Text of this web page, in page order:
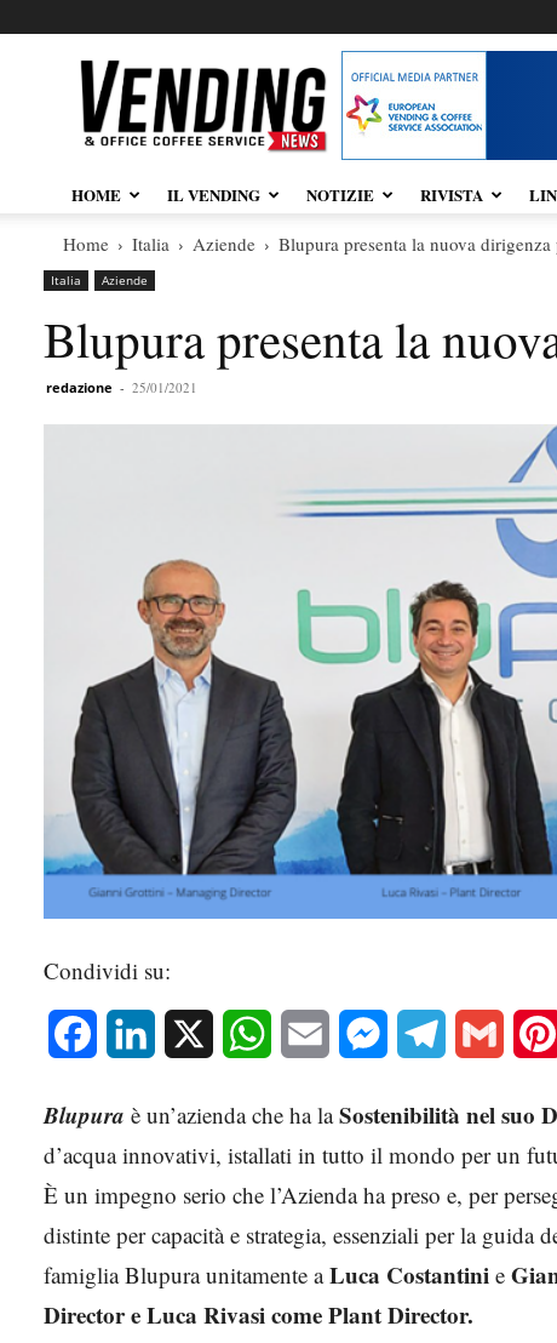
Vendingnews.it
HOME IL VENDING NOTIZIE RIVISTA
Home Italia Aziende Blupura presenta la nuova
Italia Aziende
Blupura presenta la
redazione - 25/01/2021
Condividi su:
Facebook LinkedIn WhatsAppEmail MessengerTelegram Gmail
Blupura è un’azienda che ha laSostenibilità nel suo
d’acqua innovativi, istallati in tutto il mondo per un
È un impegno serio che l’Azienda ha preso e, per
distinte per capacità e strategia, essenziali per la guida
famiglia Blupura unitamente aLuca Costantini e
Director e Luca Rivasi come Plant Director.